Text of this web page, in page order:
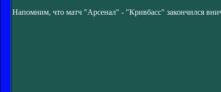
Напомним, что матч "Арсенал" - "Кривбасс" закончился